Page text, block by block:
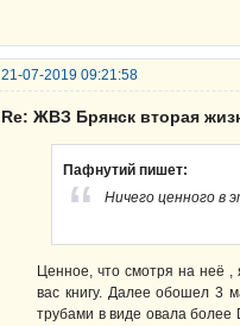
21-07-2019 09:21:58
Re: ЖВЗ Брянск вторая
Пафнутий пишет:
Ничего ценного в
Ценное, что смотря на неё ,
вас книгу. Далее обошел 3
трубами в виде овала более